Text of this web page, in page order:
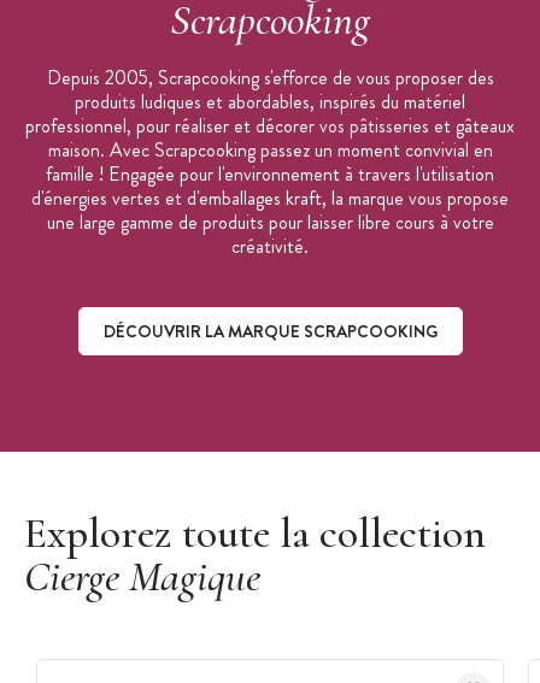
Scrapcooking
Depuis 2005, Scrapcooking s'efforce de vous proposer des
produits ludiques et abordables, inspirés du matériel
professionnel, pour réaliser et décorer vos pâtisseries et gâteaux
maison. Avec Scrapcooking passez un moment convivial en
famille ! Engagée pour l'environnement à travers l'utilisation
d'énergies vertes et d'emballages kraft, la marque vous propose
une large gamme de produits pour laisser libre cours à votre
créativité.
DÉCOUVRIR LA MARQUE SCRAPCOOKING
Explorez toute la collection
Cierge Magique